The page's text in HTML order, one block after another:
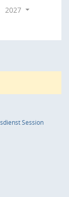
2027
Session(Wird in